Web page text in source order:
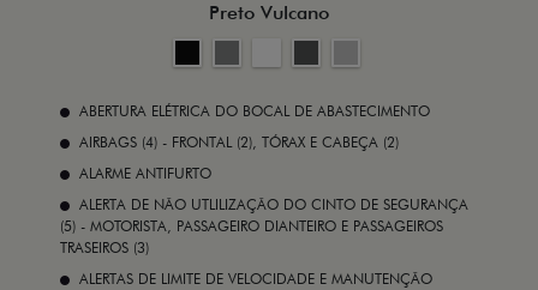
Preto Vulcano
ABERTURA ELÉTRICA DO BOCAL DE ABASTECIMENTO
AIRBAGS (4) - FRONTAL (2), TÓRAX E CABEÇA (2)
ALARME ANTIFURTO
ALERTA DE NÃO UTLILIZAÇÃO DO CINTO DE SEGURANÇA
(5) - MOTORISTA, PASSAGEIRO DIANTEIRO E PASSAGEIROS
TRASEIROS (3)
ALERTAS DE LIMITE DE VELOCIDADE E MANUTENÇÃO